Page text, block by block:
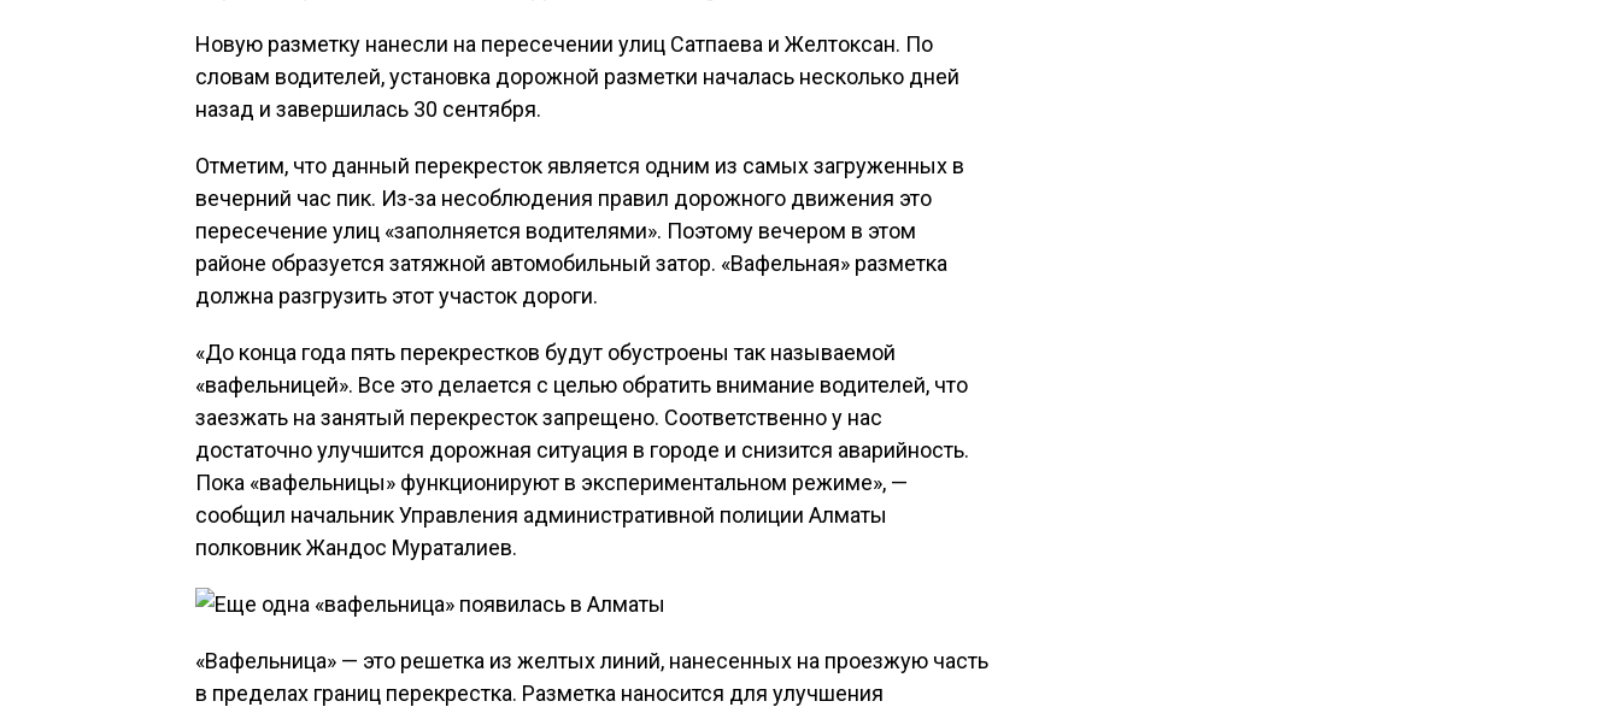
Новую разметку нанесли на пересечении улиц Сатпаева и Желтоксан. По
словам водителей, установка дорожной разметки началась несколько дней
назад и завершилась 30 сентября.
Отметим, что данный перекресток является одним из самых загруженных в
вечерний час пик. Из-за несоблюдения правил дорожного движения это
пересечение улиц «заполняется водителями». Поэтому вечером в этом
районе образуется затяжной автомобильный затор. «Вафельная» разметка
должна разгрузить этот участок дороги.
«До конца года пять перекрестков будут обустроены так называемой
«вафельницей». Все это делается с целью обратить внимание водителей, что
заезжать на занятый перекресток запрещено. Соответственно у нас
достаточно улучшится дорожная ситуация в городе и снизится аварийность.
Пока «вафельницы» функционируют в экспериментальном режиме», —
сообщил начальник Управления административной полиции Алматы
полковник Жандос Мураталиев.
«Вафельница» — это решетка из желтых линий, нанесенных на проезжую часть
в пределах границ перекрестка. Разметка наносится для улучшения